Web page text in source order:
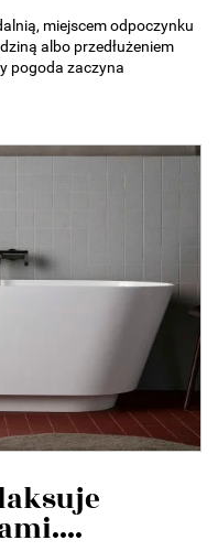
miejscem odpoczynku
albo przedłużeniem
pogoda zaczyna